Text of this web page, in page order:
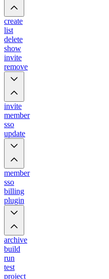
create
list
delete
show
invite
remove
invite
member
sso
update
member
sso
billing
plugin
archive
build
run
test
project